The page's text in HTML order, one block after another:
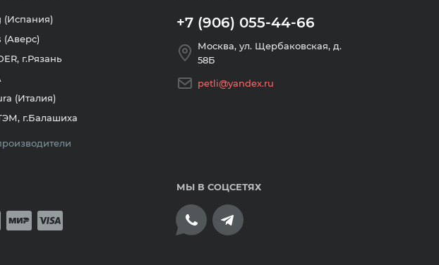
(Испания)
(Аверс)
г.Рязань
(Италия)
г.Балашиха
+7 (906) 055-44-66
Москва, ул. Щербаковская, д.
58Б
petli@yandex.ru
оплата банковскими картами
МЫ В СОЦСЕТЯХ